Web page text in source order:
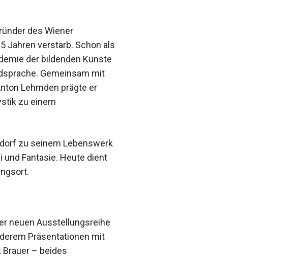
des Wiener
Jahren verstarb. Schon als
der bildenden Künste
Gemeinsam mit
Lehmden prägte er
zu einem
zu seinem Lebenswerk
Fantasie. Heute dient
neuen Ausstellungsreihe
Präsentationen mit
– beides